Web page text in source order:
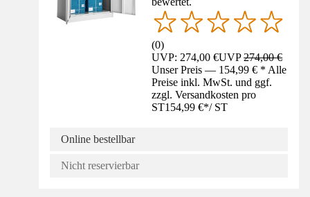
(0)
UVP: 274,00 €UVP274,00 €
Unser Preis — 154,99 € * Alle
Preise inkl. MwSt. und ggf.
zzgl. Versandkosten pro
ST154,99 €*/ ST
Online bestellbar
Nicht reservierbar